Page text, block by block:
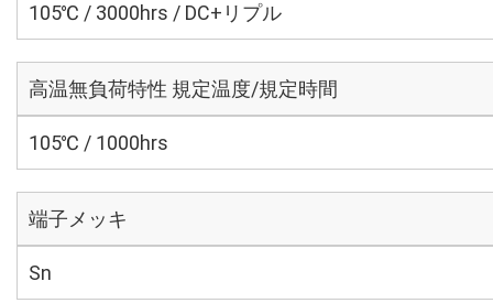
105℃ / 3000hrs / DC+リプル
高温無負荷特性 規定温度/規定時間
105℃ / 1000hrs
端子メッキ
Sn